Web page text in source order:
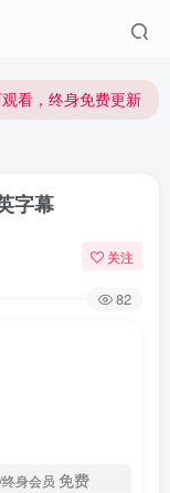
看，终身免费更新
看，终身免费更新
字幕
关注
82
身会员 免费